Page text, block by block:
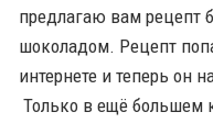
предлагаю вам рецепт
шоколадом. Рецепт
интернете и теперь он
Только в ещё большем